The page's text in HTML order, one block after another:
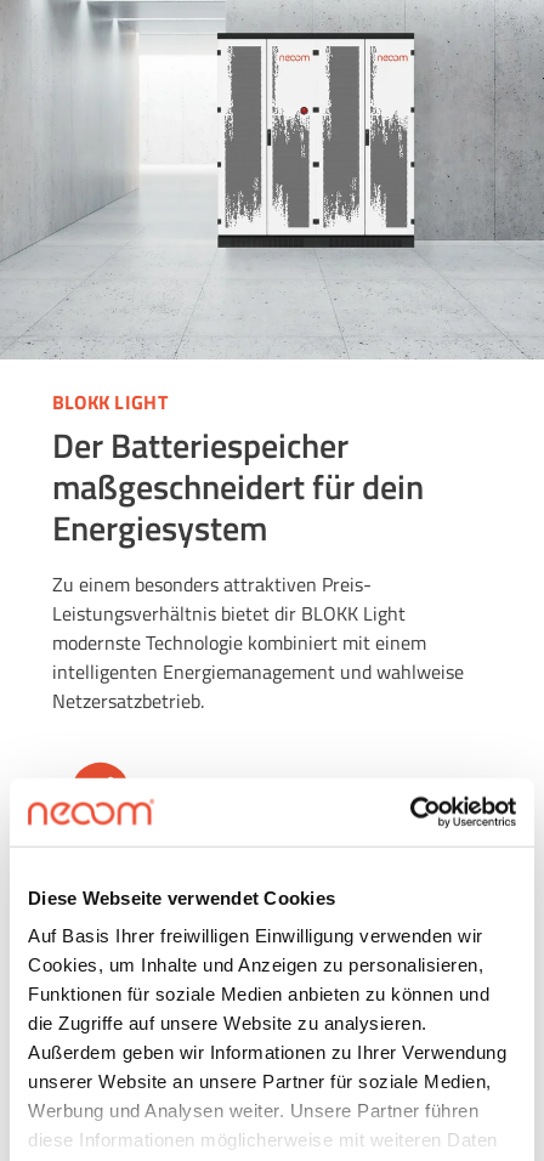
Diese Webseite verwendet Cookies
Auf Basis Ihrer freiwilligen Einwilligung verwenden wir
Cookies, um Inhalte und Anzeigen zu personalisieren,
Funktionen für soziale Medien anbieten zu können und
die Zugriffe auf unsere Website zu analysieren.
Außerdem geben wir Informationen zu Ihrer Verwendung
unserer Website an unsere Partner für soziale Medien,
Werbung und Analysen weiter. Unsere Partner führen
diese Informationen möglicherweise mit weiteren Daten
BLOKK LIGHT
Der Batteriespeicher
maßgeschneidert für dein
Energiesystem
Zu einem besonders attraktiven Preis-
Leistungsverhältnis bietet dir BLOKK Light
modernste Technologie kombiniert mit einem
intelligenten Energiemanagement und wahlweise
Netzersatzbetrieb.
Eigen­verbrauchs­optimierung
Netz­ersatz­betrieb
Lastspitzen­kappung
BLOKK LIGHT